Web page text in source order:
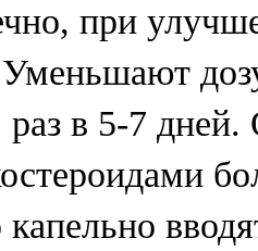
при
в 5-7